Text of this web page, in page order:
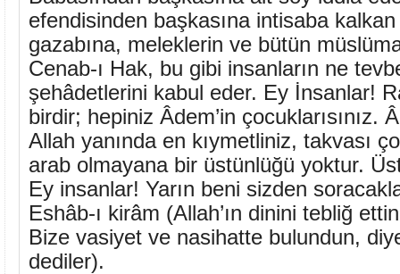
efendisinden başkasına intisaba kalkan
gazabına, meleklerin ve bütün
Cenab-ı Hak, bu gibi insanların ne
şehâdetlerini kabul eder. Ey İnsanlar!
birdir; hepiniz Âdem’in çocuklarısınız.
Allah yanında en kıymetliniz, takvası
arab olmayana bir üstünlüğü yoktur.
Ey insanlar! Yarın beni sizden
Eshâb-ı kirâm (Allah’ın dinini tebliğ
Bize vasiyet ve nasihatte bulundun,
dediler).